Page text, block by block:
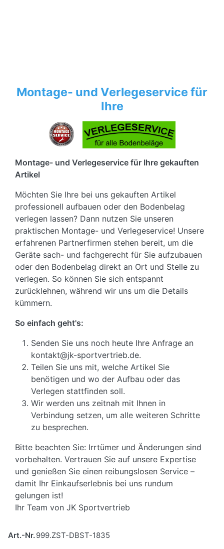
Montage- und Verlegeservice für
Ihre
Montage- und Verlegeservice für Ihre gekauften
Artikel
Möchten Sie Ihre bei uns gekauften Artikel
professionell aufbauen oder den Bodenbelag
verlegen lassen? Dann nutzen Sie unseren
praktischen Montage- und Verlegeservice! Unsere
erfahrenen Partnerfirmen stehen bereit, um die
Geräte sach- und fachgerecht für Sie aufzubauen
oder den Bodenbelag direkt an Ort und Stelle zu
verlegen. So können Sie sich entspannt
zurücklehnen, während wir uns um die Details
kümmern.
So einfach geht's:
Senden Sie uns noch heute Ihre Anfrage an
kontakt@jk-sportvertrieb.de.
Teilen Sie uns mit, welche Artikel Sie
benötigen und wo der Aufbau oder das
Verlegen stattfinden soll.
Wir werden uns zeitnah mit Ihnen in
Verbindung setzen, um alle weiteren Schritte
zu besprechen.
Bitte beachten Sie: Irrtümer und Änderungen sind
vorbehalten. Vertrauen Sie auf unsere Expertise
und genießen Sie einen reibungslosen Service –
damit Ihr Einkaufserlebnis bei uns rundum
gelungen ist!
Ihr Team von JK Sportvertrieb
Art.-Nr.999.ZST-DBST-1835